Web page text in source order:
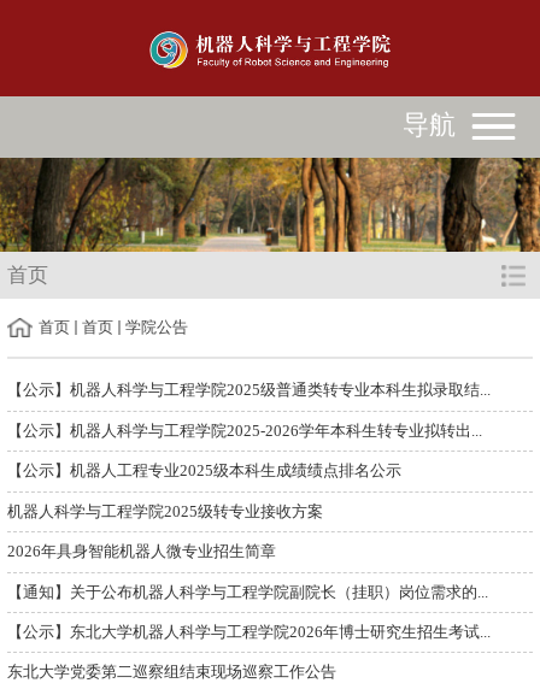
导航
首页
首页 首页 学院公告
【公示】机器人科学与工程学院2025级普通类转专业本科生拟录取结...
【公示】机器人科学与工程学院2025-2026学年本科生转专业拟转出...
【公示】机器人工程专业2025级本科生成绩绩点排名公示
机器人科学与工程学院2025级转专业接收方案
2026年具身智能机器人微专业招生简章
【通知】关于公布机器人科学与工程学院副院长（挂职）岗位需求的...
【公示】东北大学机器人科学与工程学院2026年博士研究生招生考试...
东北大学党委第二巡察组结束现场巡察工作公告